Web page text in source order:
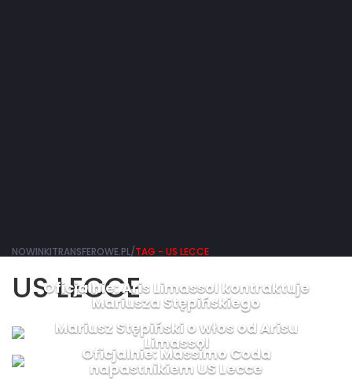
NOWINKITRANSFEROWE.PL/TAG - US LECCE
US LECCE
Oficjalnie: Aris Limassol kontraktuje
Mariusza Stępińskiego
Mariusz Stępiński o włos od Arisu
Limassol
Oficjalnie: Massimo Coda
napastnikiem US Lecce